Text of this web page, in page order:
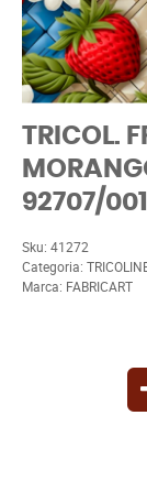
TRICOL.
92707/
Sku: 41272
Categoria:
Marca: FABRICART